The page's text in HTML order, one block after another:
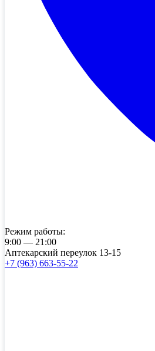
Режим работы:
9:00 — 21:00
Аптекарский переулок 13-15
+7 (963) 663-55-22